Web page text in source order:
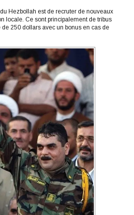
Hezbollah est de recruter de nouveaux
locale. Ce sont principalement de tribus
250 dollars avec un bonus en cas de